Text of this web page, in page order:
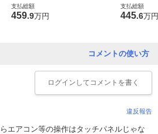
ョン 4WD
支払総額
459.9万円
ョン 4WD
支払総額
445.6万円
コメントの使い方
ログイン してコメントを書く
違反報告
エアコン等の操作はタッチパネルじゃな